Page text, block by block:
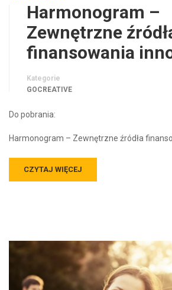
Harmonogram –
Zewnętrzne
finansowania
Kategorie
GOCREATIVE
Do pobrania:
Harmonogram – Zewnętrzne źródła
CZYTAJ WIĘCEJ